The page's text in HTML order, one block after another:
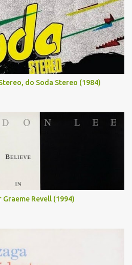
do Soda Stereo (1984)
Revell (1994)